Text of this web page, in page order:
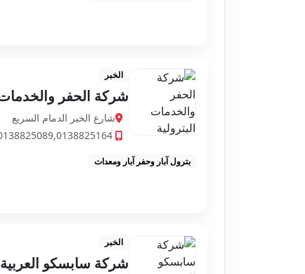
الخبر
شركة الحفر والخدمات
شارع الخبر الدمام السريع
بترول آبار وحفر آبار ومعدات
الخبر
شركة سابسكو العربية